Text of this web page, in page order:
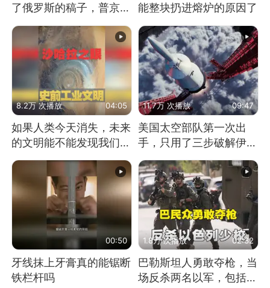
了俄罗斯的稿子，普京说
能整块扔进熔炉的原因了
8.2万 次播放 04:05
如果人类今天消失，未来
的文明能不能发现我们存
在过？
11.7万 次播放 09:47
美国太空部队第一次出
手，只用了三步破解伊朗
防空
00:50
牙线抹上牙膏真的能锯断
铁栏杆吗
1.8万 次播放 02:32
巴勒斯坦人勇敢夺枪，当
场反杀两名以军，包括一